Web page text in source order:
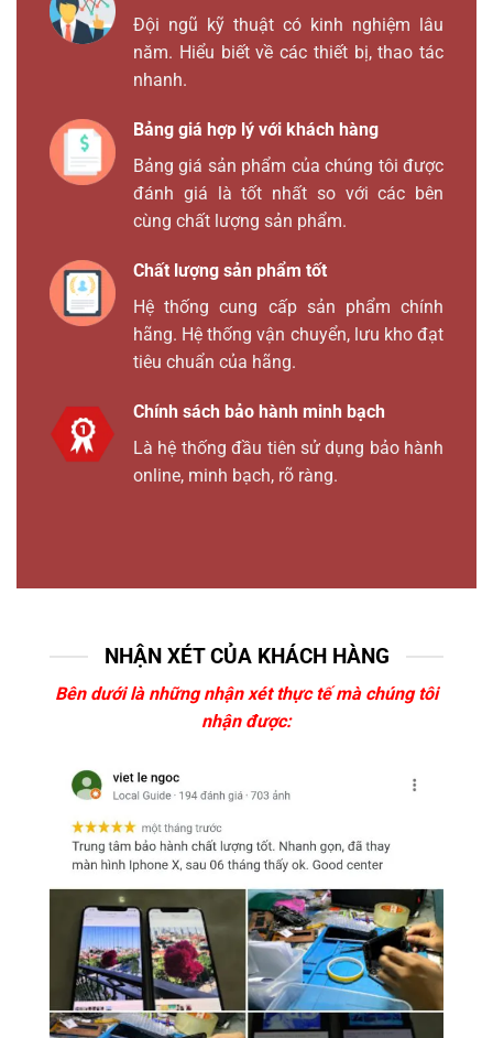
Đội ngũ kỹ thuật có kinh nghiệm lâu
năm. Hiểu biết về các thiết bị, thao tác
nhanh.
Bảng giá hợp lý với khách hàng
Bảng giá sản phẩm của chúng tôi được
đánh giá là tốt nhất so với các bên
cùng chất lượng sản phẩm.
Chất lượng sản phẩm tốt
Hệ thống cung cấp sản phẩm chính
hãng. Hệ thống vận chuyển, lưu kho đạt
tiêu chuẩn của hãng.
Chính sách bảo hành minh bạch
Là hệ thống đầu tiên sử dụng bảo hành
online, minh bạch, rõ ràng.
NHẬN XÉT CỦA KHÁCH HÀNG
Bên dưới là những nhận xét thực tế mà chúng tôi
nhận được: